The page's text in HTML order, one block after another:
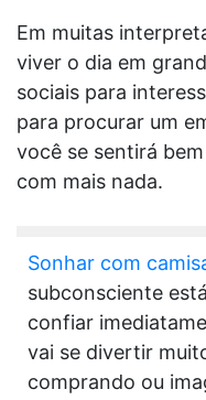
Em muitas
viver o dia em
sociais para
para procurar um
você se sentirá
com mais nada.
Sonhar com
subconsciente
confiar
vai se divertir
comprando ou